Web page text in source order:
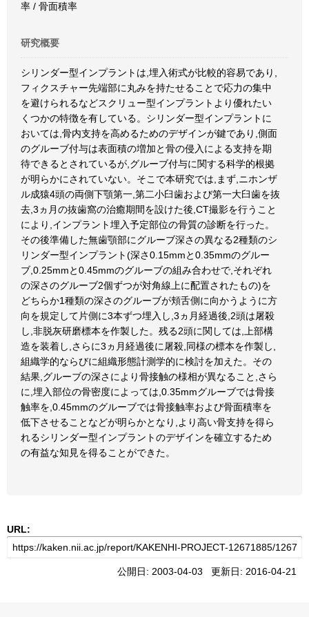
率 / 骨面積率
研究概要
シリンダー型インプラントは,埋入術式が比較的容易であり,
フィクスチャー先端部に丸みを持たせることで応力の集中
を避けられるなどスクリュー型インプラントより優れたい
くつかの特徴を有している。シリンダー型インプラントに
おいては,骨内支持を高めるためのデザインが鍵であり,側面
のグルーブ付与は表面積の増加と骨の侵入による支持を期
待できるとされているが,グルーブ付与に関する科学的根拠
が明らかにされていない。そこで本研究では,まず,ニホンザ
ル成猿4頭の両側下顎第一,第二小臼歯および第一大臼歯を抜
去,3ヵ月の抜歯窩の治癒期間を設けた後,CT撮影を行うこと
により,インプラント埋入予定部位の骨質の診断を行った。
その後準備した無歯顎部にグルーブ深さの異なる2種類のシ
リンダー型インプラント(深さ0.15mmと0.35mmのグルー
ブ,0.25mmと0.45mmのグルーブの組み合わせで,それぞれ
の深さのグルーブ2個ずつが対角線上に配置されたもの)を
どちらか1種類の深さのグルーブが頬舌側に向かうように方
向を規定して片側に3本ずつ埋入し,3ヵ月経過後,2頭は屠殺
し,非脱灰研磨標本を作製した。残る2頭に関しては,上部構
造を装着し,さらに3ヵ月経過後に屠殺,同様の標本を作製し,
組織学的ならびに組織形態計測学的に検討を加えた。その
結果,グルーブの深さにより骨接触の様相が異なること,さら
に,埋入部位の骨密度によっては,0.35mmグルーブでは骨接
触率を,0.45mmのグルーブでは骨接触率および骨面積率を
低下させることなどが明らかとなり,より高い骨支持を得ら
れるシリンダー型インプラントのデザインを確立するため
の有益な知見を得ることができた。
URL:
公開日: 2003-04-03 更新日: 2016-04-21